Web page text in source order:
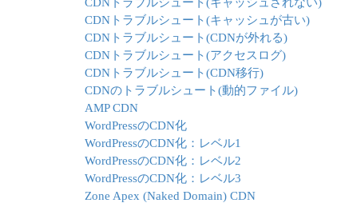
CDNトラブルシュート(キャッシュが古い)
CDNトラブルシュート(CDNが外れる)
CDNトラブルシュート(アクセスログ)
CDNトラブルシュート(CDN移行)
CDNのトラブルシュート(動的ファイル)
AMP CDN
WordPressのCDN化
WordPressのCDN化：レベル1
WordPressのCDN化：レベル2
WordPressのCDN化：レベル3
Zone Apex (Naked Domain) CDN